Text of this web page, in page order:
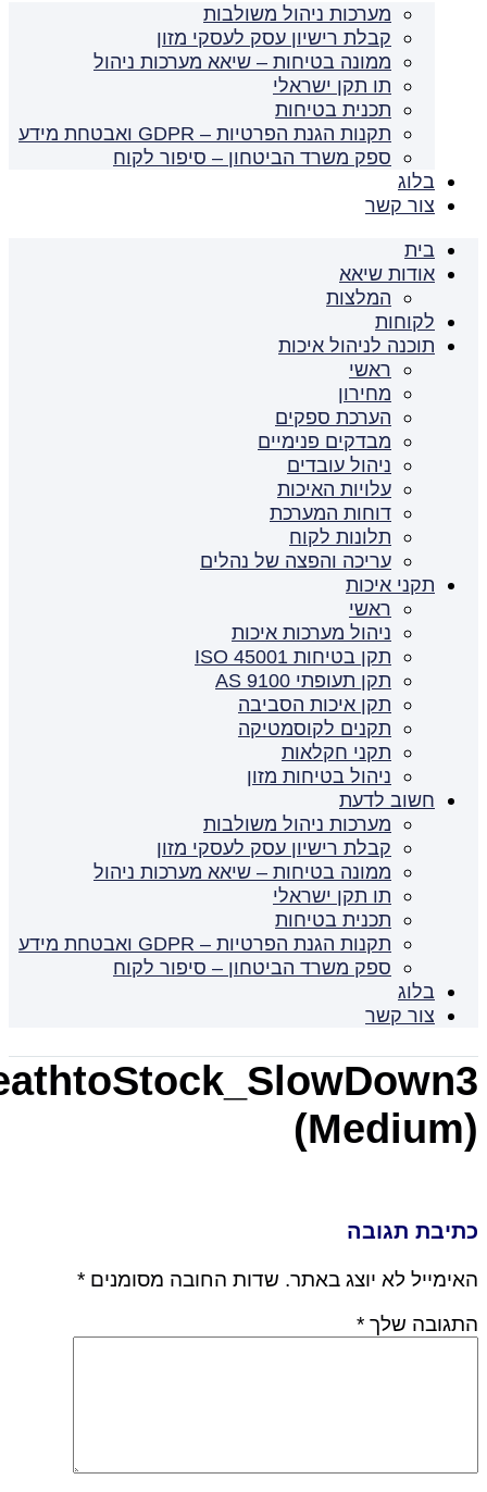
מערכות ניהול משולבות
קבלת רישיון עסק לעסקי מזון
ממונה בטיחות – שיאא מערכות ניהול
תו תקן ישראלי
תכנית בטיחות
תקנות הגנת הפרטיות – GDPR ואבטחת מידע
ספק משרד הביטחון – סיפור לקוח
בלוג
צור קשר
בית
אודות שיאא
המלצות
לקוחות
תוכנה לניהול איכות
ראשי
מחירון
הערכת ספקים
מבדקים פנימיים
ניהול עובדים
עלויות האיכות
דוחות המערכת
תלונות לקוח
עריכה והפצה של נהלים
תקני איכות
ראשי
ניהול מערכות איכות
תקן בטיחות ISO 45001
תקן תעופתי AS 9100
תקן איכות הסביבה
תקנים לקוסמטיקה
תקני חקלאות
ניהול בטיחות מזון
חשוב לדעת
מערכות ניהול משולבות
קבלת רישיון עסק לעסקי מזון
ממונה בטיחות – שיאא מערכות ניהול
תו תקן ישראלי
תכנית בטיחות
תקנות הגנת הפרטיות – GDPR ואבטחת מידע
ספק משרד הביטחון – סיפור לקוח
בלוג
צור קשר
תגובה
לא יוצג באתר. שדות החובה מסומנים*
שלך *